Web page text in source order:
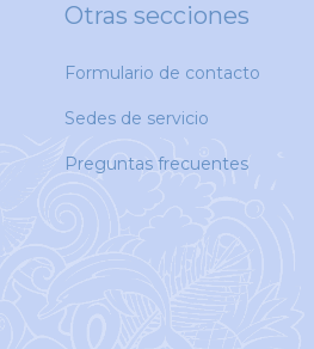
Otras secciones
Formulario de contacto
Sedes de servicio
Preguntas frecuentes